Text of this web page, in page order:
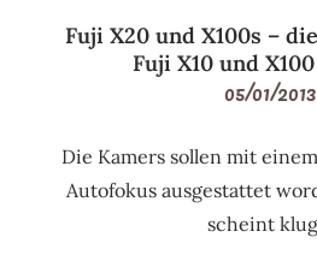
Fuji X20 und X100s –
Fuji X10 und
05/01/2013
Die Kamers sollen mit
Autofokus ausgestattet
scheint